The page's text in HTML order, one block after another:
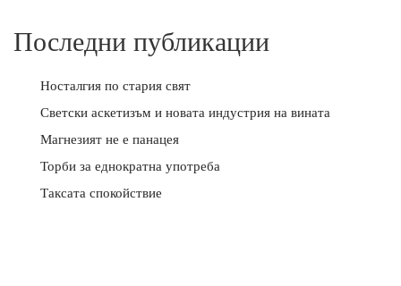
Последни публикации
Носталгия по стария свят
Светски аскетизъм и новата индустрия на вината
Магнезият не е панацея
Торби за еднократна употреба
Таксата спокойствие